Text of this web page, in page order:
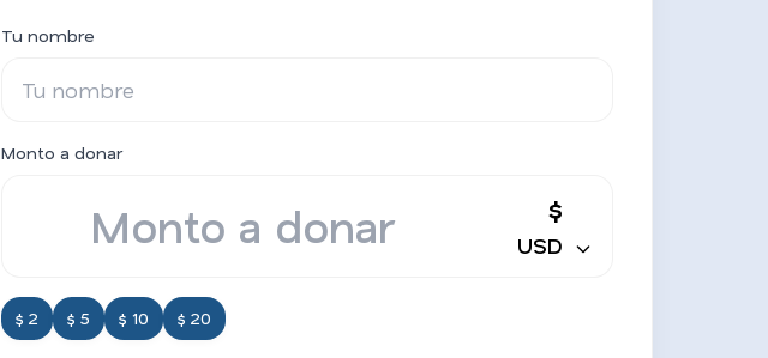
Tu nombre
Monto a donar
$
USD
$ 2 $ 5 $ 10 $ 20